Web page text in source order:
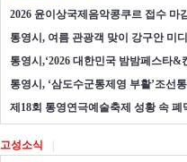
2026 윤이상국제음악콩쿠르 접수 마
통영시, 여름 관광객 맞이 강구안 미
통영시,‘2026 대한민국 밤밤페스타&
통영시, ‘삼도수군통제영 부활’조선
제18회 통영연극예술축제 성황 속 폐
고성소식 |